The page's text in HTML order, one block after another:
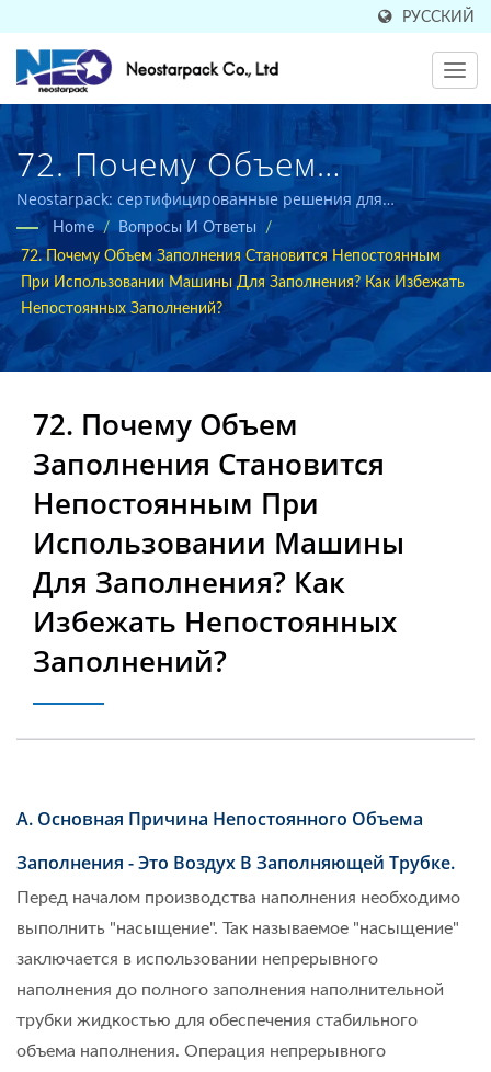
РУССКИЙ
72. Почему Объем
Наполнения Становится
Несогласованным При
Использовании
Наполнительной Машины?
Как Избежать
Несогласованных
Наполнений? |
Производитель
Высококачественного
Промышленного
Упаковочного
Продаваемого В 50
Ltd.
Neostarpack: сертифицированные решения для
заполнения, укупорки, этикетирования и упаковки для
пищевой и фармацевтической промышленности.
Home / Вопросы И Ответы
/
72. Почему Объем Заполнения Становится Непостоянным
При Использовании Машины Для Заполнения? Как Избежать
Непостоянных Заполнений?
72. Почему Объем
Заполнения Становится
Непостоянным При
Использовании Машины
Для Заполнения? Как
Избежать Непостоянных
Заполнений?
A. Основная Причина Непостоянного Объема
Заполнения - Это Воздух В Заполняющей Трубке.
Перед началом производства наполнения необходимо
выполнить "насыщение". Так называемое "насыщение"
заключается в использовании непрерывного
наполнения до полного заполнения наполнительной
трубки жидкостью для обеспечения стабильного
объема наполнения. Операция непрерывного